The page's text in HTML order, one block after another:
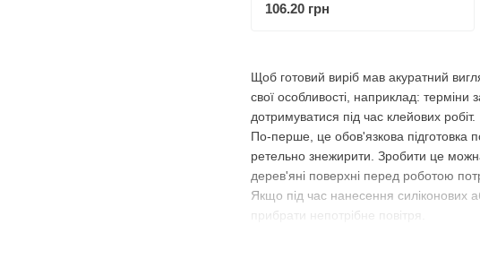
Щоб готовий виріб мав акуратний
свої особливості, наприклад: терміни
дотримуватися під час клейових робіт.
По-перше, це обов'язкова підготовка
ретельно знежирити. Зробити це
дерев'яні поверхні перед роботою
Якщо під час нанесення силіконових
прибрати непотрібне повітря.
106.20 грн